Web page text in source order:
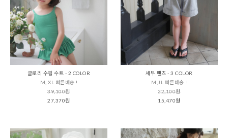
글로리 수읨 수트 - 2 COLOR
M, XL 빠른배송 !
39,100원
27,370원
세부 팬츠 - 3 COLOR
M,JL 빠른배송 !
22,100원
15,470원